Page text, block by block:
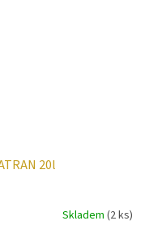
20l
Skladem (2 ks)